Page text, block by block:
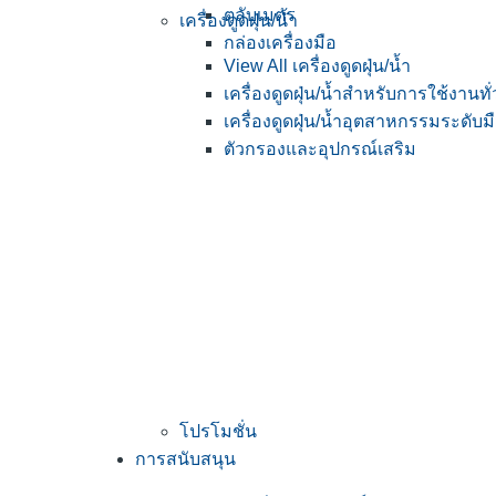
ตลับเมตร
กล่องเครื่องมือ
เครื่องดูดฝุ่น/น้ำ
View All เครื่องดูดฝุ่น/น้ำ
เครื่องดูดฝุ่น/น้ำสำหรับการใช้งานทั่
เครื่องดูดฝุ่น/น้ำอุตสาหกรรมระดับ
ตัวกรองและอุปกรณ์เสริม
โปรโมชั่น
การสนับสนุน